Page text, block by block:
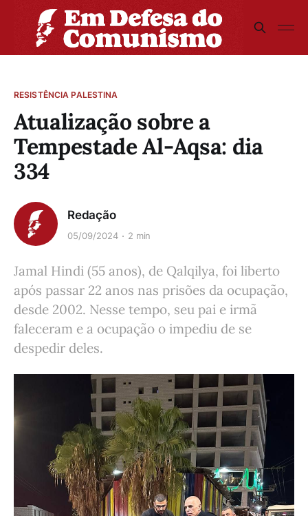
RESISTÊNCIA PALESTINA
Atualização sobre a
Tempestade Al-Aqsa: dia
334
Redação
05/09/2024 2 min
Jamal Hindi (55 anos), de Qalqilya, foi liberto
após passar 22 anos nas prisões da ocupação,
desde 2002. Nesse tempo, seu pai e irmã
faleceram e a ocupação o impediu de se
despedir deles.